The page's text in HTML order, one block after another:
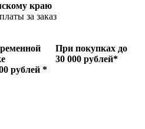
краю
за заказ
рублей *
При покупках до
30 000 рублей*